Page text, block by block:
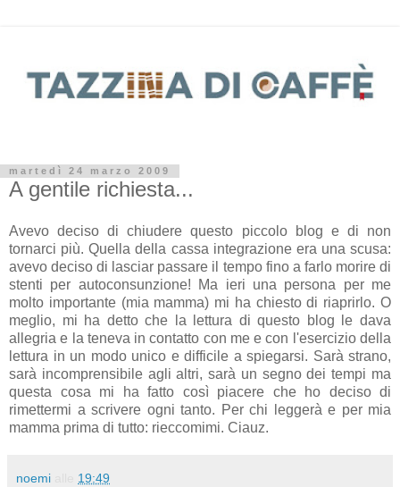
martedì 24 marzo 2009
A gentile richiesta...
Avevo deciso di chiudere questo piccolo blog e di non
tornarci più. Quella della cassa integrazione era una scusa:
avevo deciso di lasciar passare il tempo fino a farlo morire di
stenti per autoconsunzione! Ma ieri una persona per me
molto importante (mia mamma) mi ha chiesto di riaprirlo. O
meglio, mi ha detto che la lettura di questo blog le dava
allegria e la teneva in contatto con me e con l'esercizio della
lettura in un modo unico e difficile a spiegarsi. Sarà strano,
sarà incomprensibile agli altri, sarà un segno dei tempi ma
questa cosa mi ha fatto così piacere che ho deciso di
rimettermi a scrivere ogni tanto. Per chi leggerà e per mia
mamma prima di tutto: rieccomimi. Ciauz.
noemi 19:49